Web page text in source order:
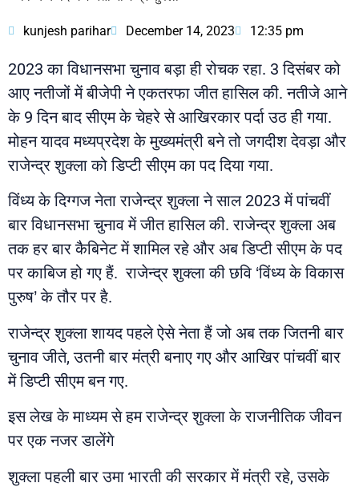
kunjesh parihar December 14, 2023 12:35 pm
2023 का विधानसभा चुनाव बड़ा ही रोचक रहा. 3 दिसंबर को
आए नतीजों में बीजेपी ने एकतरफा जीत हासिल की. नतीजे आने
के 9 दिन बाद सीएम के चेहरे से आखिरकार पर्दा उठ ही गया.
मोहन यादव मध्यप्रदेश के मुख्यमंत्री बने तो जगदीश देवड़ा और
राजेन्द्र शुक्ला को डिप्टी सीएम का पद दिया गया.
विंध्य के दिग्गज नेता राजेन्द्र शुक्ला ने साल 2023 में पांचवीं
बार विधानसभा चुनाव में जीत हासिल की. राजेन्द्र शुक्ला अब
तक हर बार कैबिनेट में शामिल रहे और अब डिप्टी सीएम के पद
पर काबिज हो गए हैं. राजेन्द्र शुक्ला की छवि ‘विंध्य के विकास
पुरुष’ के तौर पर है.
राजेन्द्र शुक्ला शायद पहले ऐसे नेता हैं जो अब तक जितनी बार
चुनाव जीते, उतनी बार मंत्री बनाए गए और आखिर पांचवीं बार
में डिप्टी सीएम बन गए.
इस लेख के माध्यम से हम राजेन्द्र शुक्ला के राजनीतिक जीवन
पर एक नजर डालेंगे
शुक्‍ला पहली बार उमा भारती की सरकार में मंत्री रहे, उसके